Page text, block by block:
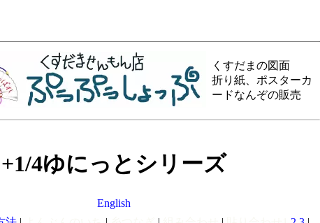
くすだまの図面
折り紙、ポスターカ
ードなんぞの販売
+1/4ゆにっとシリーズ
English